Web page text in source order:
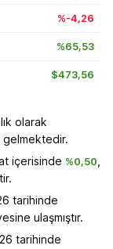
%-4,26
%65,53
$473,56
olarak
gelmektedir.
içerisinde %0,50
tarihinde
ulaşmıştır.
tarihinde